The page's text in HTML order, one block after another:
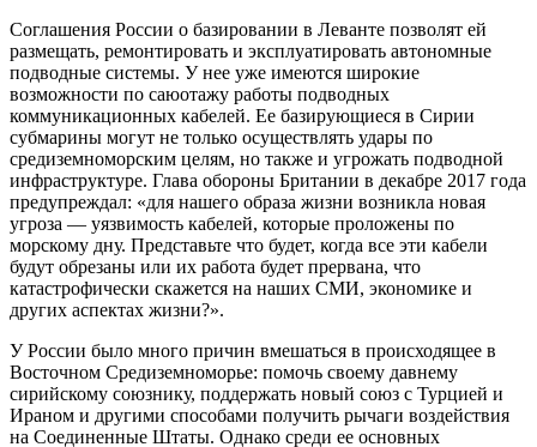
Соглашения России о базировании в Леванте позволят ей
размещать, ремонтировать и эксплуатировать автономные
подводные системы. У нее уже имеются широкие
возможности по саюотажу работы подводных
коммуникационных кабелей. Ее базирующиеся в Сирии
субмарины могут не только осуществлять удары по
средиземноморским целям, но также и угрожать подводной
инфраструктуре. Глава обороны Британии в декабре 2017 года
предупреждал: «для нашего образа жизни возникла новая
угроза — уязвимость кабелей, которые проложены по
морскому дну. Представьте что будет, когда все эти кабели
будут обрезаны или их работа будет прервана, что
катастрофически скажется на наших СМИ, экономике и
других аспектах жизни?».
У России было много причин вмешаться в происходящее в
Восточном Средиземноморье: помочь своему давнему
сирийскому союзнику, поддержать новый союз с Турцией и
Ираном и другими способами получить рычаги воздействия
на Соединенные Штаты. Однако среди ее основных